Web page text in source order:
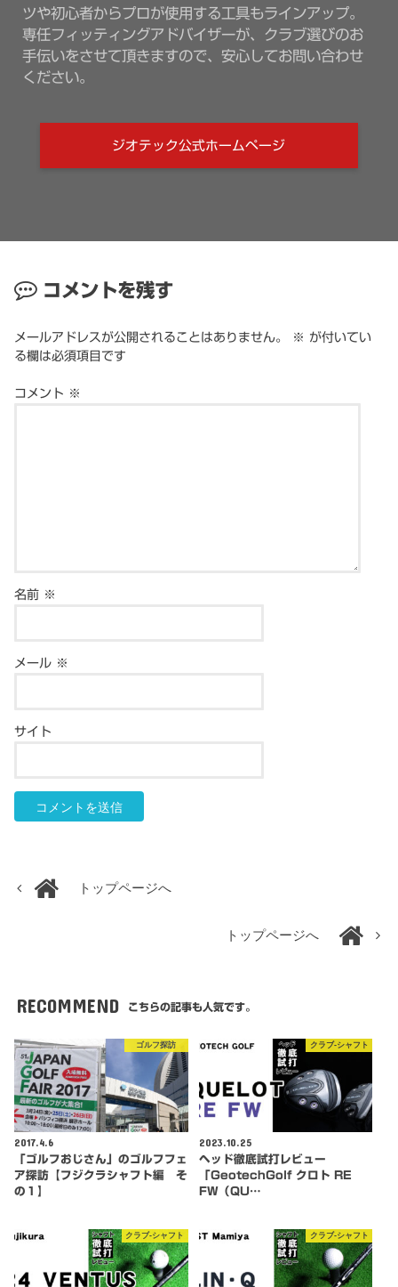
ツや初心者からプロが使用する工具もラインアップ。
専任フィッティングアドバイザーが、クラブ選びのお
手伝いをさせて頂きますので、安心してお問い合わせ
ください。
ジオテック公式ホームページ
コメントを残す
メールアドレスが公開されることはありません。 ※ が付いてい
る欄は必須項目です
コメント ※
名前 ※
メール ※
サイト
トップページへ
トップページへ
RECOMMEND こちらの記事も人気です。
ゴルフ探訪
2017.4.6
「ゴルフおじさん」のゴルフフェ
ア探訪【フジクラシャフト編 そ
の１】
クラブ-シャフト
2023.10.25
ヘッド徹底試打レビュー
「GeotechGolf クロト RE
FW（QU…
クラブ-シャフト クラブ-シャフト